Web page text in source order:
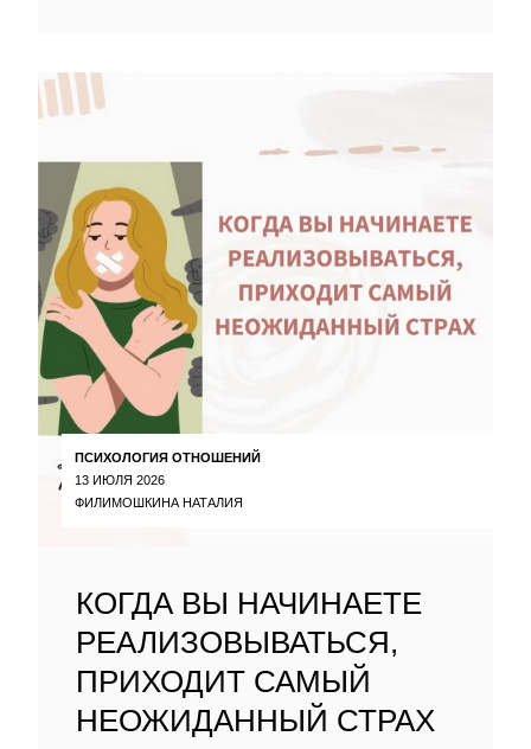
ПСИХОЛОГИЯ ОТНОШЕНИЙ
13 ИЮЛЯ 2026
ФИЛИМОШКИНА НАТАЛИЯ
КОГДА ВЫ НАЧИНАЕТЕ
РЕАЛИЗОВЫВАТЬСЯ,
ПРИХОДИТ САМЫЙ
НЕОЖИДАННЫЙ СТРАХ